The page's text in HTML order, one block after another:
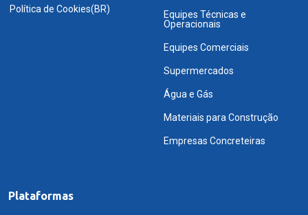
Política de Cookies(BR)
Equipes Técnicas e
Operacionais
Equipes Comerciais
Supermercados
Água e Gás
Materiais para Construção
Empresas Concreteiras
Plataformas